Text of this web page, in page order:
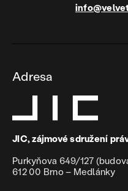
Adresa
JIC, zájmové sdružení
Purkyňova 649/127
612 00 Brno – Medlánky